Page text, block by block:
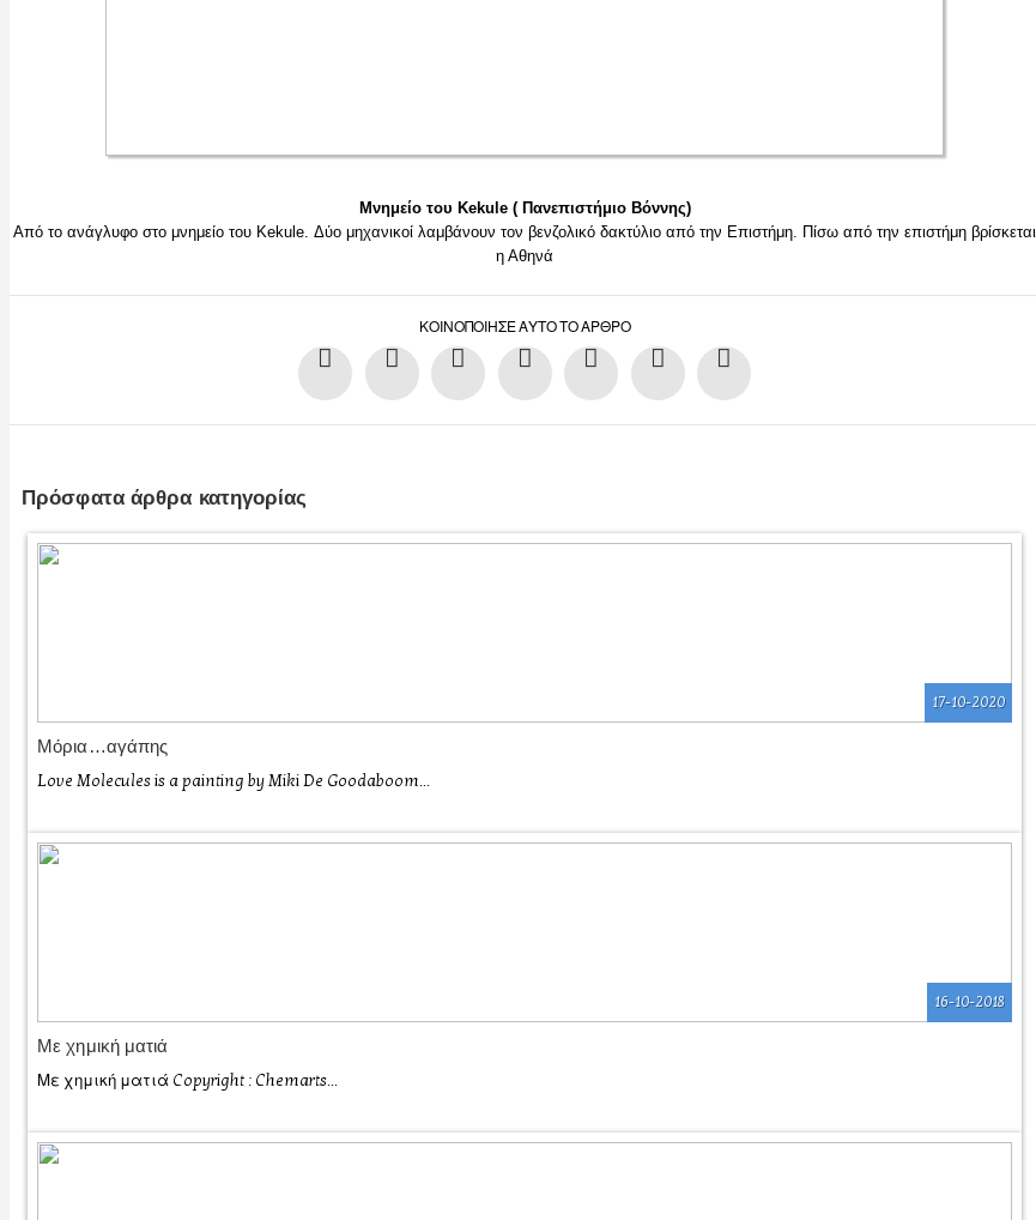
Μνημείο του Kekule ( Πανεπιστήμιο Βόννης)
Από το ανάγλυφο στο μνημείο του Kekule. Δύο μηχανικοί λαμβάνουν τον βενζολικό δακτύλιο από την Επιστήμη. Πίσω από την επιστήμη βρίσκεται
η Αθηνά
ΚΟΙΝΟΠΟΊΗΣΕ ΑΥΤΌ ΤΟ ΆΡΘΡΟ
Πρόσφατα άρθρα κατηγορίας
17-10-2020
Μόρια…αγάπης
Love Molecules is a painting by Miki De Goodaboom...
16-10-2018
Με χημική ματιά
Με χημική ματιά Copyright : Chemarts...